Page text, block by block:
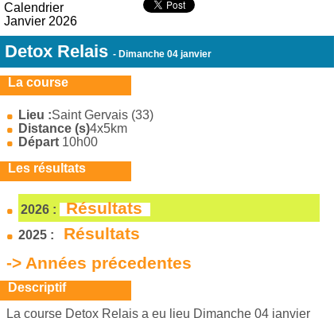
Calendrier
Janvier 2026
Detox Relais - Dimanche 04 janvier
La course
Lieu :Saint Gervais (33)
Distance (s)4x5km
Départ 10h00
Les résultats
2026 : Résultats
2025 :
Résultats
-> Années précedentes
Descriptif
La course Detox Relais a eu lieu Dimanche 04 janvier